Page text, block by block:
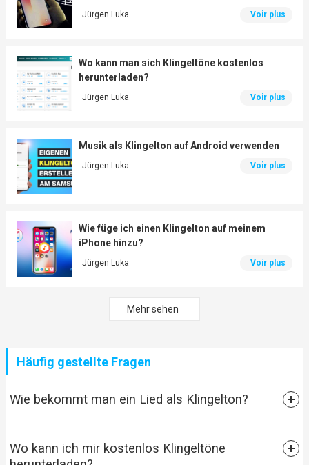
Jürgen Luka Voir plus
Wo kann man sich Klingeltöne kostenlos
herunterladen?
Jürgen Luka Voir plus
Musik als Klingelton auf Android verwenden
Jürgen Luka Voir plus
Wie füge ich einen Klingelton auf meinem
iPhone hinzu?
Jürgen Luka Voir plus
Mehr sehen
Häufig gestellte Fragen
Wie bekommt man ein Lied als Klingelton?
Wo kann ich mir kostenlos Klingeltöne